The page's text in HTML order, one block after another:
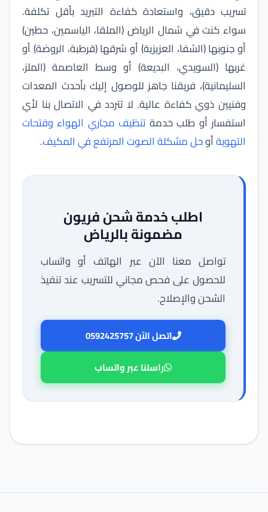
تسريب دقيق، واستعادة كفاءة التبريد بأقل تكلفة.
سواء كنت في شمال الرياض (الملقا، الياسمين، حطين)
أو جنوبها (الشفا، العزيزية) أو شرقها (قرطبة، الروضة) أو
غربها (السويدي، البديعة) أو وسط العاصمة (الملز،
السليمانية)، فريقنا جاهز للوصول إليك بأحدث المعدات
وفنيين ذوي كفاءة عالية. لا تتردد في الاتصال بنا لأي
استفسار أو طلب خدمةتنظيف مجاري الهواء وفتحات
التهويةأوحل مشكلة الصوت المرتفع في المكيف.
اطلب خدمة شحن فريون
مضمونة بالرياض
تواصل معنا الآن عبر الهاتف أو واتساب
للحصول على فحص مجاني للتسريب عند تنفيذ
الشحن والإصلاح.
اتصل الآن 0592425757
راسلنا عبر واتساب